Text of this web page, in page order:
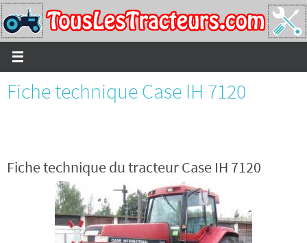
Passer
vers
le
contenu
Fiche technique Case IH 7120
Fiche technique du tracteur Case IH 7120